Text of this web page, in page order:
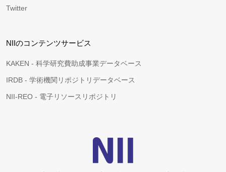
Twitter
NIIのコンテンツサービス
KAKEN - 科学研究費助成事業データベース
IRDB - 学術機関リポジトリデータベース
NII-REO - 電子リソースリポジトリ